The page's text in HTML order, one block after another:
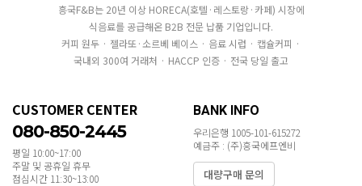
흥국F&B는 20년 이상 HORECA(호텔·레스토랑·카페) 시장에
식음료를 공급해온 B2B 전문 납품 기업입니다.
커피 원두 · 젤라또·소르베 베이스 · 음료 시럽 · 캡슐커피 ·
국내외 300여 거래처 · HACCP 인증 · 전국 당일 출고
CUSTOMER CENTER
080-850-2445
평일 10:00~17:00
주말 및 공휴일 휴무
점심시간 11:30~13:00
BANK INFO
우리은행 1005-101-615272
예금주 : (주)흥국에프엔비
대량구매 문의